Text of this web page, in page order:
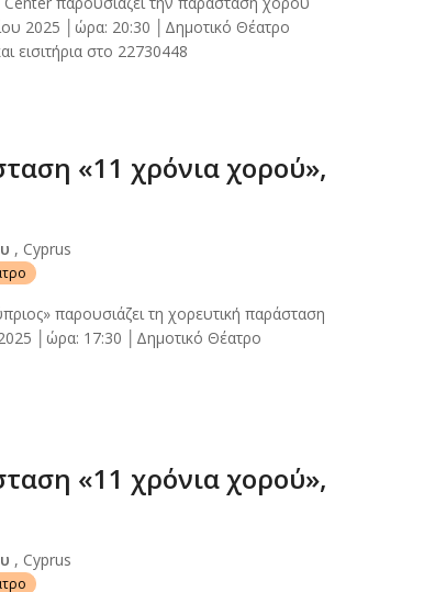
2025 │ώρα: 20:30 │Δημοτικό Θέατρο
εισιτήρια στο 22730448
«11 χρόνια χορού»,
, Cyprus
παρουσιάζει τη χορευτική παράσταση
│ώρα: 17:30 │Δημοτικό Θέατρο
«11 χρόνια χορού»,
, Cyprus